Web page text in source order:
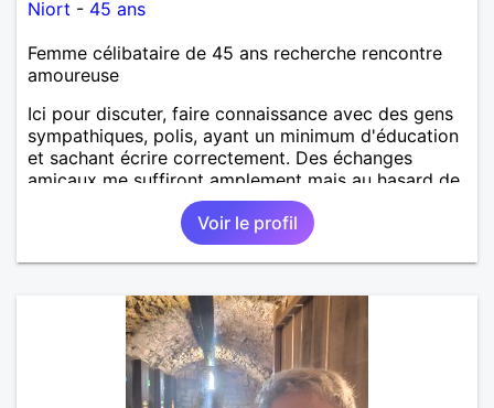
Niort - 45 ans
Femme célibataire de 45 ans recherche rencontre
amoureuse
Ici pour discuter, faire connaissance avec des gens
sympathiques, polis, ayant un minimum d'éducation
et sachant écrire correctement. Des échanges
amicaux me suffiront amplement mais au hasard de
la vie, si le charme opère, je ne suis pas fermée à
une éventuelle relation sérieuse avec un homme.
Voir le profil